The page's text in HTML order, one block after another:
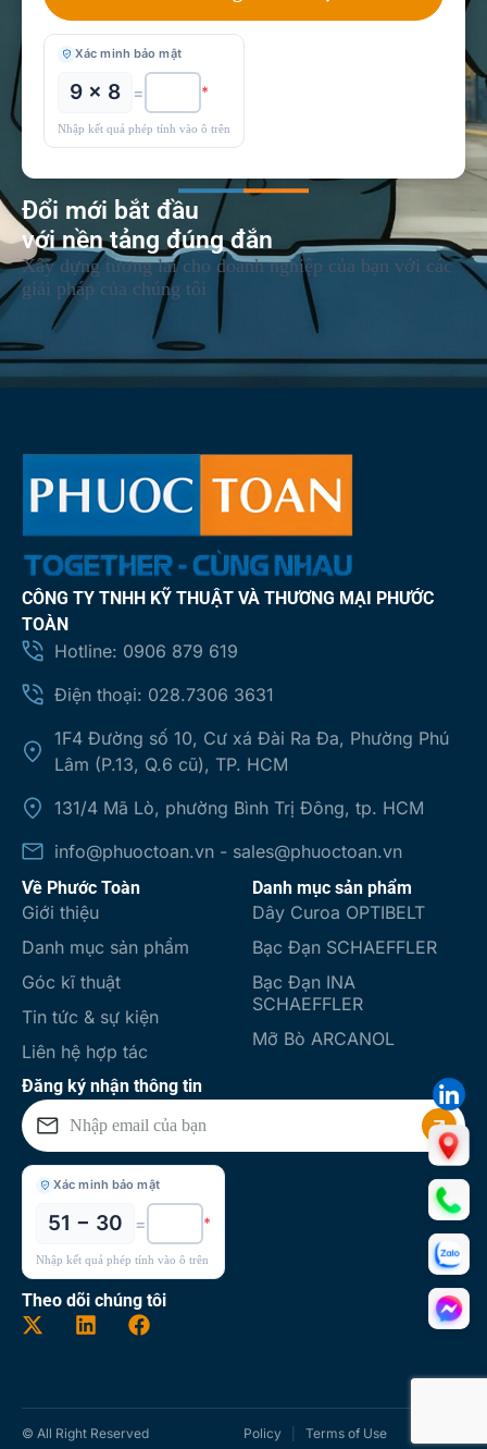
Xác minh bảo mật
9 × 8 = *
Nhập kết quả phép tính vào ô trên
Đổi mới bắt đầu
với nền tảng đúng đắn
Xây dựng tương lai cho doanh nghiệp của bạn với các
giải pháp của chúng tôi
CÔNG TY TNHH KỸ THUẬT VÀ THƯƠNG MẠI PHƯỚC
TOÀN
Hotline: 0906 879 619
Điện thoại: 028.7306 3631
1F4 Đường số 10, Cư xá Đài Ra Đa, Phường Phú
Lâm (P.13, Q.6 cũ), TP. HCM
131/4 Mã Lò, phường Bình Trị Đông, tp. HCM
info@phuoctoan.vn - sales@phuoctoan.vn
Về Phước Toàn
Giới thiệu
Danh mục sản phẩm
Góc kĩ thuật
Tin tức & sự kiện
Liên hệ hợp tác
Danh mục sản phẩm
Dây Curoa OPTIBELT
Bạc Đạn SCHAEFFLER
Bạc Đạn INA
SCHAEFFLER
Mỡ Bò ARCANOL
Đăng ký nhận thông tin
Xác minh bảo mật
51 − 30 = *
Nhập kết quả phép tính vào ô trên
Theo dõi chúng tôi
© All Right Reserved Policy Terms of Use